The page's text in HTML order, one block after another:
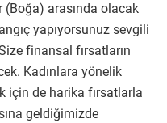
arasında olacak
yapıyorsunuz sevgili
finansal fırsatların
Kadınlara yönelik
için de harika fırsatlarla
geldiğimizde